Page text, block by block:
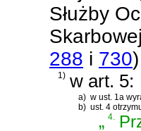
Służby
288 i 730)
1) w art. 5:
a) w ust. 1a
b) ust. 4
„4.